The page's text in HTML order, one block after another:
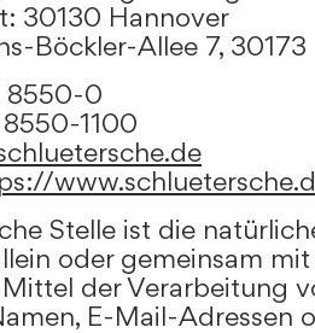
30130 Hannover
Böckler-Allee 7,
8550-0
8550-1100
Stelle ist die
oder gemeinsam
der Verarbeitung
E-Mail-Adressen